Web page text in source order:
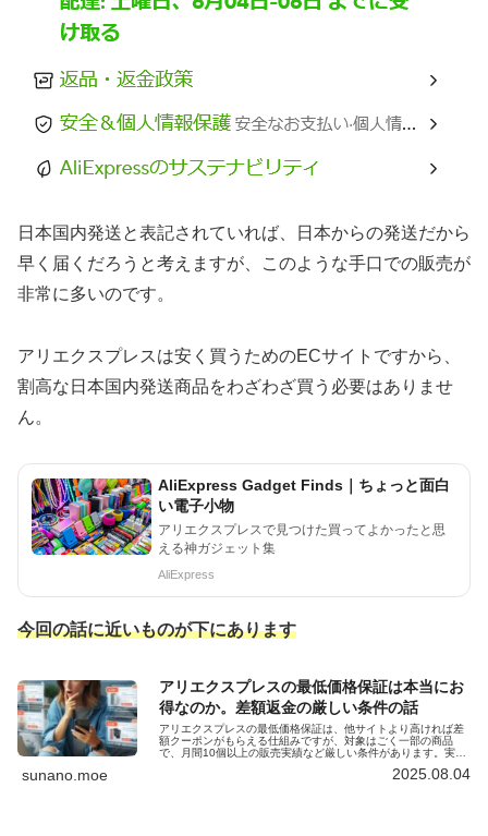
日本国内発送と表記されていれば、日本からの発送だから
早く届くだろうと考えますが、このような手口での販売が
非常に多いのです。
アリエクスプレスは安く買うためのECサイトですから、
割高な日本国内発送商品をわざわざ買う必要はありませ
ん。
AliExpress Gadget Finds｜ちょっと面白
い電子小物
アリエクスプレスで見つけた買ってよかったと思
える神ガジェット集
AliExpress
今回の話に近いものが下にあります
アリエクスプレスの最低価格保証は本当にお
得なのか。差額返金の厳しい条件の話
アリエクスプレスの最低価格保証は、他サイトより高ければ差
額クーポンがもらえる仕組みですが、対象はごく一部の商品
で、月間10個以上の販売実績など厳しい条件があります。実際
sunano.moe 2025.08.04